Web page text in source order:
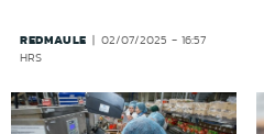
REDMAULE
02/07/2025 - 16:57
HRS